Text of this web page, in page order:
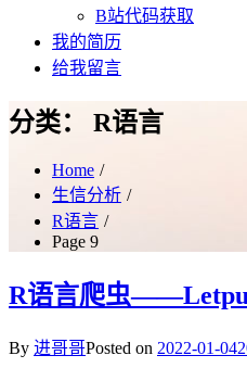
B站代码获取
我的简历
给我留言
分类： R语言
Home
生信分析
R语言
Page 9
R语言爬虫
By 进哥哥Posted on 2022-01-04